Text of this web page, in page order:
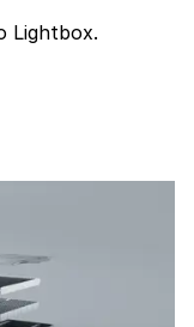
Lightbox.